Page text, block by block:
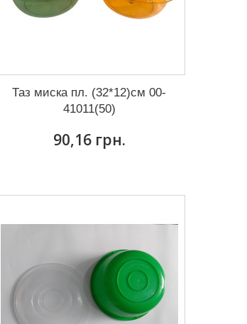
Таз миска пл. (32*12)см 00-
41011(50)
90,16 грн.